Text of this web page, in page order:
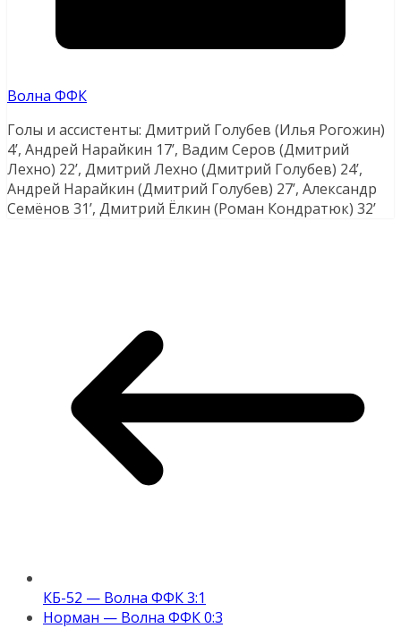
Волна ФФК
Голы и ассистенты: Дмитрий Голубев (Илья Рогожин)
4’, Андрей Нарайкин 17’, Вадим Серов (Дмитрий
Лехно) 22’, Дмитрий Лехно (Дмитрий Голубев) 24’,
Андрей Нарайкин (Дмитрий Голубев) 27’, Александр
Семёнов 31’, Дмитрий Ёлкин (Роман Кондратюк) 32’
КБ-52 — Волна ФФК 3:1
Норман — Волна ФФК 0:3